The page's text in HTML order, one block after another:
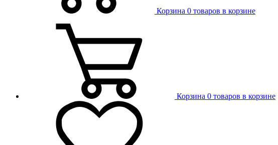
Корзина 0 товаров в корзине
Корзина 0 товаров в корзине